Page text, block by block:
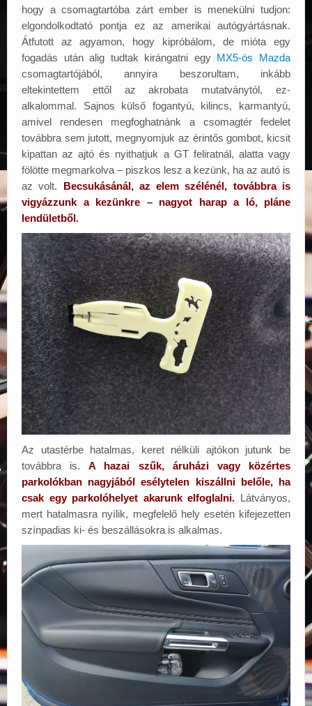
hogy a csomagtartóba zárt ember is menekülni tudjon:
elgondolkodtató pontja ez az amerikai autógyártásnak.
Átfutott az agyamon, hogy kipróbálom, de mióta egy
fogadás után alig tudtak kirángatni egy MX5-ös Mazda
csomagtartójából, annyira beszorultam, inkább
eltekintettem ettől az akrobata mutatványtól, ez-
alkalommal. Sajnos külső fogantyú, kilincs, karmantyú,
amivel rendesen megfoghatnánk a csomagtér fedelet
továbbra sem jutott, megnyomjuk az érintős gombot, kicsit
kipattan az ajtó és nyithatjuk a GT feliratnál, alatta vagy
fölötte megmarkolva – piszkos lesz a kezünk, ha az autó is
az volt. Becsukásánál, az elem szélénél, továbbra is
vigyázzunk a kezünkre – nagyot harap a ló, pláne
lendületből.
Az utastérbe hatalmas, keret nélküli ajtókon jutunk be
továbbra is.A hazai szűk, áruházi vagy közértes
parkolókban nagyjából esélytelen kiszállni belőle, ha
csak egy parkolóhelyet akarunk elfoglalni. Látványos,
mert hatalmasra nyílik, megfelelő hely esetén kifejezetten
színpadias ki- és beszállásokra is alkalmas.